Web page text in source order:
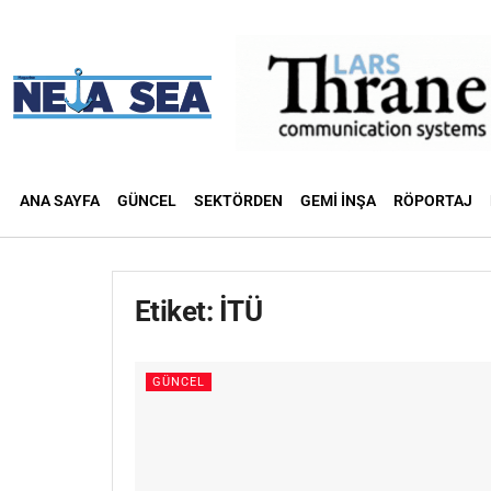
ANA SAYFA GÜNCEL SEKTÖRDEN GEMI İNŞA RÖPORTAJ
Etiket: İTÜ
GÜNCEL